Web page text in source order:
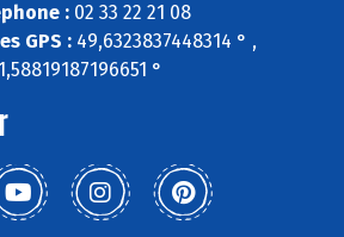
:02 33 22 21 08
GPS :49,6323837448314 ° ,
°